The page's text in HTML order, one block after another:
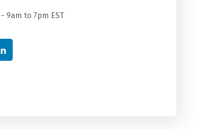
9am to 7pm EST